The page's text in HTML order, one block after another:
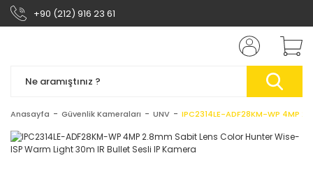
+90 (212) 916 23 61
Anasayfa Güvenlik Kameraları UNV IPC2314LE-ADF28KM-WP 4MP